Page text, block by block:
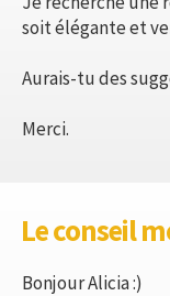
soit élégante et
Aurais-tu des
Merci.
Le conseil
Bonjour Alicia :)